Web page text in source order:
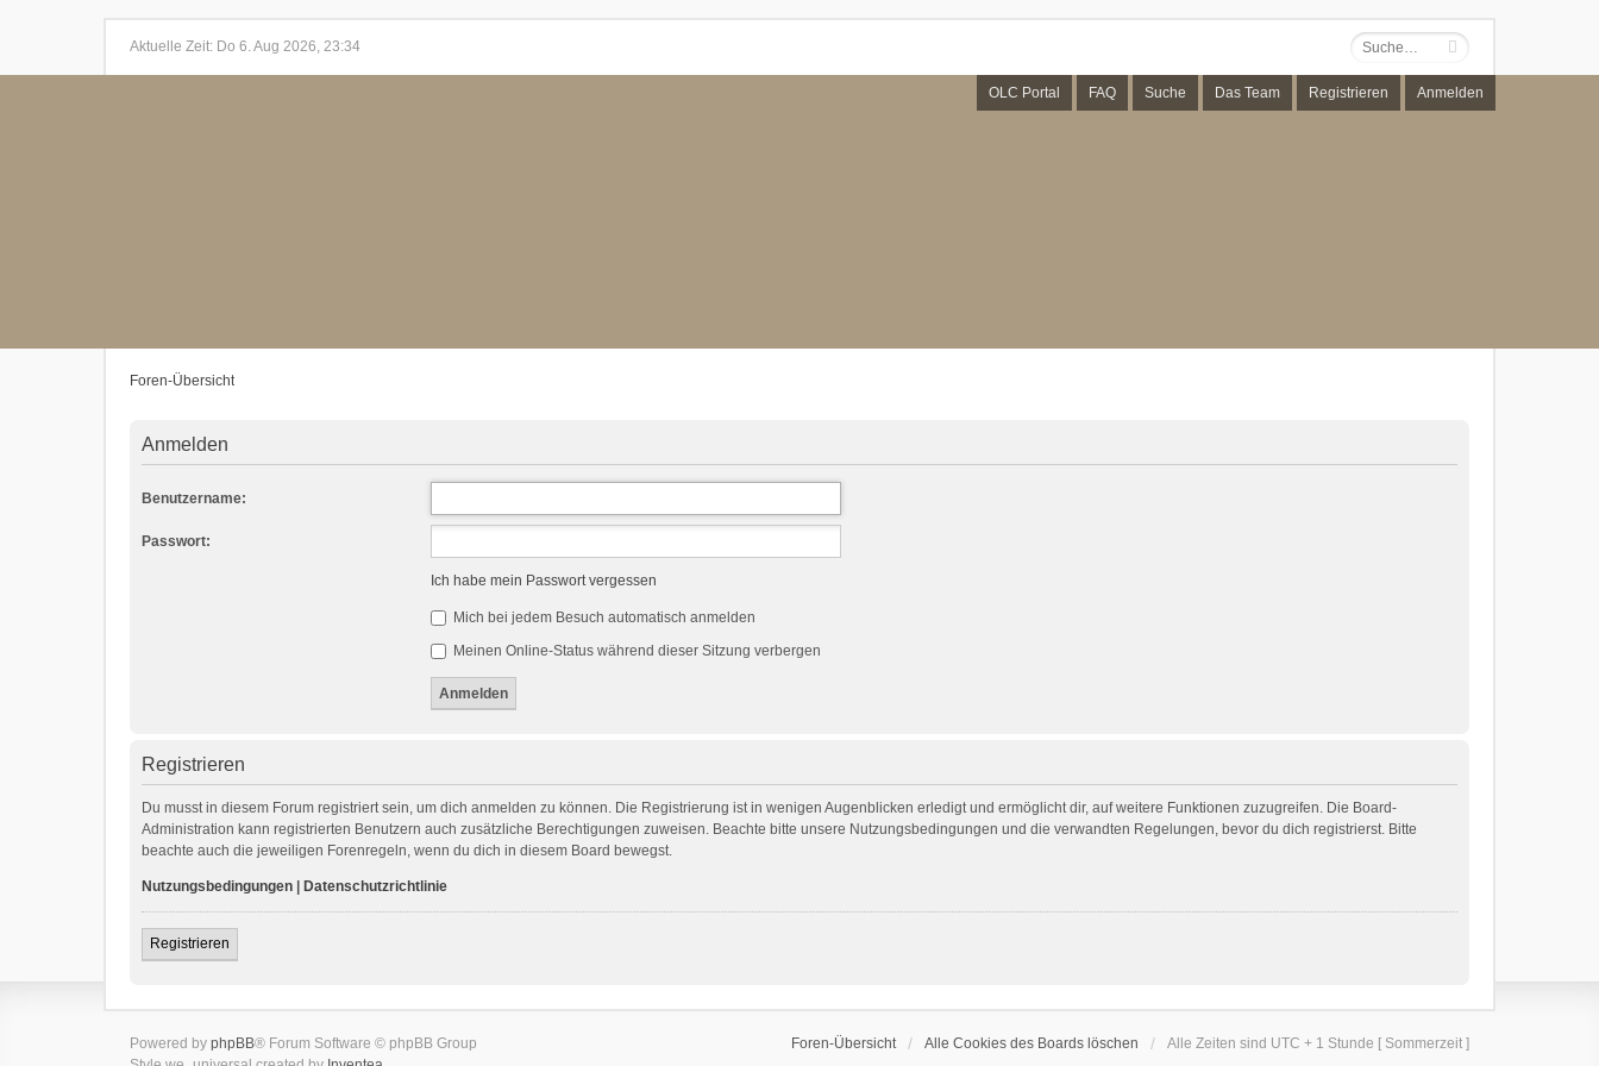
Aktuelle Zeit: Do 6. Aug 2026, 23:34
OLC Portal FAQ Suche Das Team Registrieren Anmelden
Foren-Übersicht
Anmelden
Benutzername:
Passwort:
Ich habe mein Passwort vergessen
Mich bei jedem Besuch automatisch anmelden
Meinen Online-Status während dieser Sitzung verbergen
Registrieren
Du musst in diesem Forum registriert sein, um dich anmelden zu können. Die Registrierung ist in wenigen Augenblicken erledigt und ermöglicht dir, auf weitere Funktionen zuzugreifen. Die Board-
Administration kann registrierten Benutzern auch zusätzliche Berechtigungen zuweisen. Beachte bitte unsere Nutzungsbedingungen und die verwandten Regelungen, bevor du dich registrierst. Bitte
beachte auch die jeweiligen Forenregeln, wenn du dich in diesem Board bewegst.
Nutzungsbedingungen Datenschutzrichtlinie
Registrieren
Foren-Übersicht Alle Cookies des Boards löschen Alle Zeiten sind UTC + 1 Stunde [ Sommerzeit ]
Powered by phpBB® Forum Software © phpBB Group